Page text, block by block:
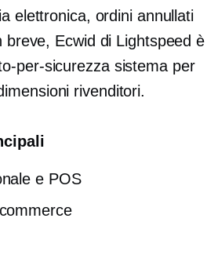
elettronica, ordini annullati
breve, Ecwid di Lightspeed è
per-sicurezzasistema per
rivenditori.
e POS